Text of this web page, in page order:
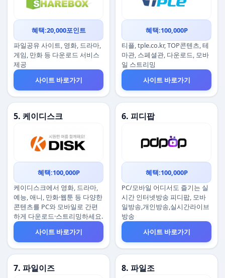
혜택:20,000포인트
파일공유 사이트, 영화, 드라마,
게임, 만화 등 다운로드 서비스
제공
사이트 바로가기
혜택:100,000P
티플, tple.co.kr, TOP콘텐츠, 테
마관, 스페셜관, 다운로드, 모바
일 스트리밍
사이트 바로가기
5. 케이디스크
혜택:100,000P
케이디스크에서 영화, 드라마,
예능, 애니, 만화·웹툰 등 다양한
콘텐츠를 PC와 모바일로 간편
하게 다운로드·스트리밍하세요.
사이트 바로가기
6. 피디팝
혜택:100,000P
PC/모바일 어디서도 즐기는 실
시간 인터넷방송 피디팝, 모바
일방송,개인방송,실시간라이브
방송
사이트 바로가기
7. 파일이즈 8. 파일조